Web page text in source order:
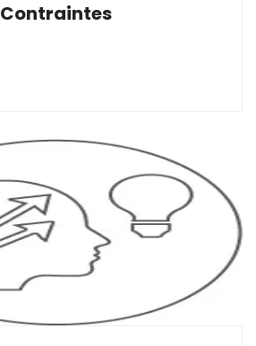
Contraintes